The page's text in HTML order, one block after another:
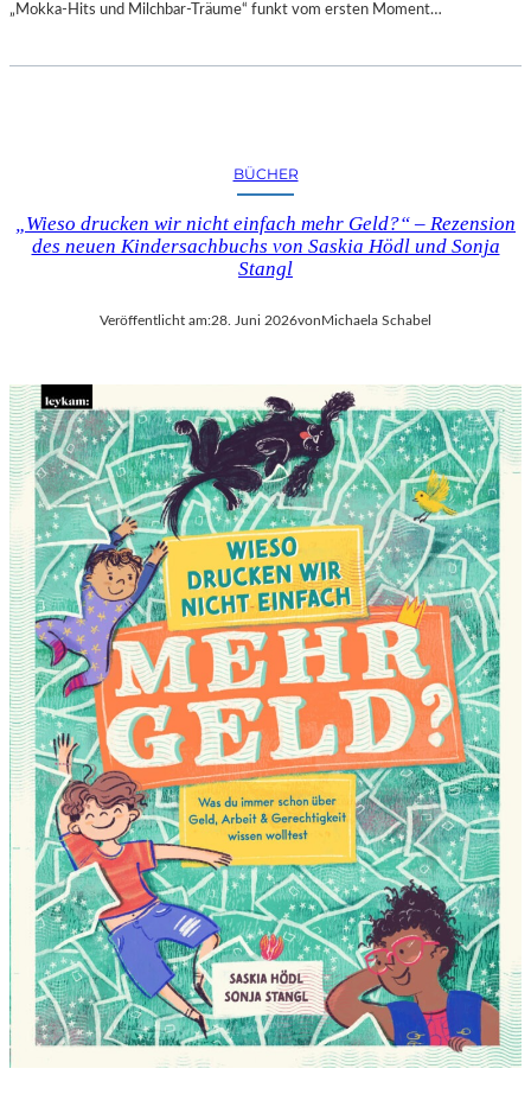
„Mokka-Hits und Milchbar-Träume“ funkt vom ersten Moment…
BÜCHER
„Wieso drucken wir nicht einfach mehr Geld?“ – Rezension
des neuen Kindersachbuchs von Saskia Hödl und Sonja
Stangl
Veröffentlicht am:28. Juni 2026von Michaela Schabel